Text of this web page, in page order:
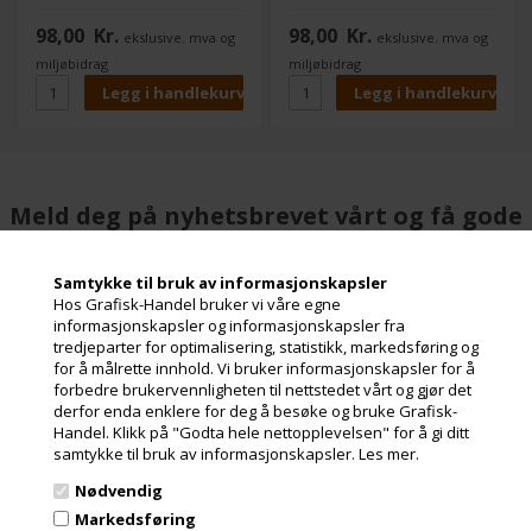
Samtykke til bruk av informasjonskapsler
Hos Grafisk-Handel bruker vi våre egne
informasjonskapsler og informasjonskapsler fra
tredjeparter for optimalisering, statistikk, markedsføring og
for å målrette innhold. Vi bruker informasjonskapsler for å
forbedre brukervennligheten til nettstedet vårt og gjør det
derfor enda enklere for deg å besøke og bruke Grafisk-
Handel. Klikk på "Godta hele nettopplevelsen" for å gi ditt
samtykke til bruk av informasjonskapsler. Les mer.
Nødvendig
Markedsføring
98,00 Kr. ekslusive. mva og
miljøbidrag
98,00 Kr. ekslusive. mva og
miljøbidrag
Meld deg på nyhetsbrevet vårt og få gode
Inneholder ofte store besparelser og nyheter. Meld deg på, det er helt
gratis og enkelt å avmelde seg.